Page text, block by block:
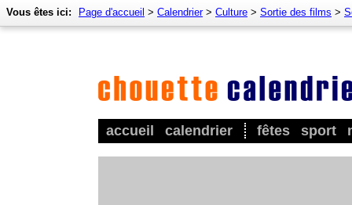
accueil calendrier fêtes sport
Vous êtes ici: Page d'accueil > Calendrier> Culture > Sortie des films >